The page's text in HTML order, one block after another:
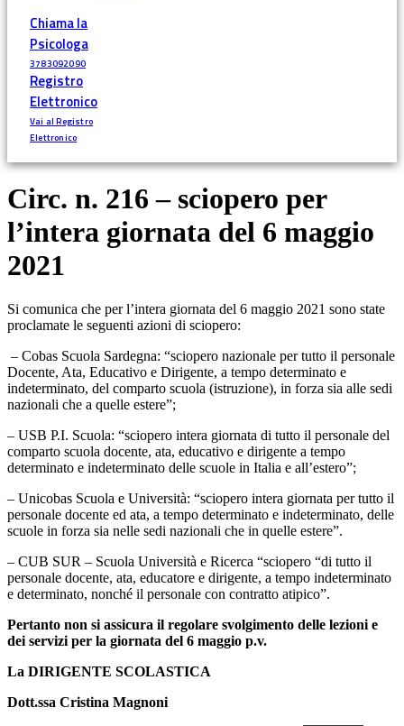
Chiama la
Psicologa
3783092090
Registro
Elettronico
Vai al Registro
Elettronico
Circ. n. 216 – sciopero per
l’intera giornata del 6 maggio
2021
Si comunica che per l’intera giornata del 6 maggio 2021 sono state
proclamate le seguenti azioni di sciopero:
– Cobas Scuola Sardegna: “sciopero nazionale per tutto il personale
Docente, Ata, Educativo e Dirigente, a tempo determinato e
indeterminato, del comparto scuola (istruzione), in forza sia alle sedi
nazionali che a quelle estere”;
– USB P.I. Scuola: “sciopero intera giornata di tutto il personale del
comparto scuola docente, ata, educativo e dirigente a tempo
determinato e indeterminato delle scuole in Italia e all’estero”;
– Unicobas Scuola e Università: “sciopero intera giornata per tutto il
personale docente ed ata, a tempo determinato e indeterminato, delle
scuole in forza sia nelle sedi nazionali che in quelle estere”.
– CUB SUR – Scuola Università e Ricerca “sciopero “di tutto il
personale docente, ata, educatore e dirigente, a tempo indeterminato
e determinato, nonché il personale con contratto atipico”.
Pertanto non si assicura il regolare svolgimento delle lezioni e
dei servizi per la giornata del 6 maggio p.v.
La DIRIGENTE SCOLASTICA
Dott.ssa Cristina Magnoni